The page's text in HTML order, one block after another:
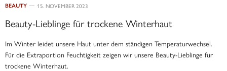
BEAUTY 15. NOVEMBER 2023
Beauty-Lieblinge für trockene Winterhaut
Im Winter leidet unsere Haut unter dem ständigen Temperaturwechsel.
Für die Extraportion Feuchtigkeit zeigen wir unsere Beauty-Lieblinge für
trockene Winterhaut.